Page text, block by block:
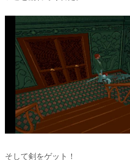
そして剣をゲット！